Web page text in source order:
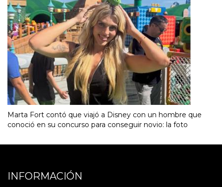
Marta Fort contó que viajó a Disney con un hombre que
conoció en su concurso para conseguir novio: la foto
INFORMACIÓN